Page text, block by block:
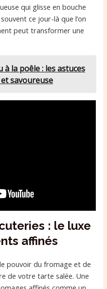
qui glisse en bouche
ce jour-là que l’on
peut transformer une
à la poêle : les astuces
savoureuse
: le luxe
affinés
pouvoir du fromage et de
de votre tarte salée. Une